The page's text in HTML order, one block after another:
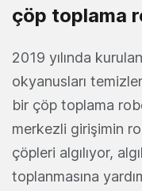
çöp toplama
2019 yılında kurulan
okyanusları
bir çöp toplama
merkezli girişimin
çöpleri algılıyor,
toplanmasına